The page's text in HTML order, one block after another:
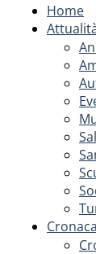
Home
Cronaca